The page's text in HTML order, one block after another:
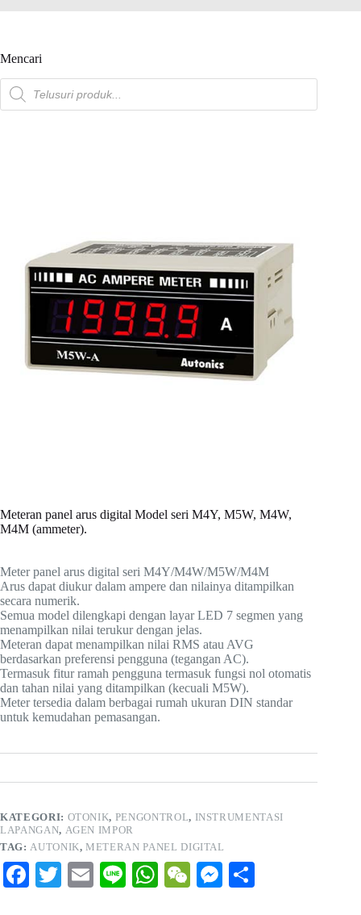
Meteran panel arus digital Model seri M4Y, M5W, M4W,
M4M (ammeter).
Meter panel arus digital seri M4Y/M4W/M5W/M4M
Arus dapat diukur dalam ampere dan nilainya ditampilkan
secara numerik.
Semua model dilengkapi dengan layar LED 7 segmen yang
menampilkan nilai terukur dengan jelas.
Meteran dapat menampilkan nilai RMS atau AVG
berdasarkan preferensi pengguna (tegangan AC).
Termasuk fitur ramah pengguna termasuk fungsi nol otomatis
dan tahan nilai yang ditampilkan (kecuali M5W).
Meter tersedia dalam berbagai rumah ukuran DIN standar
untuk kemudahan pemasangan.
KATEGORI: OTONIK, PENGONTROL, INSTRUMENTASI
LAPANGAN, AGEN IMPOR
TAG:AUTONIK,METERAN PANEL DIGITAL
Fa T
E
Li
W
W
M
Mencari
Pencarian
produk